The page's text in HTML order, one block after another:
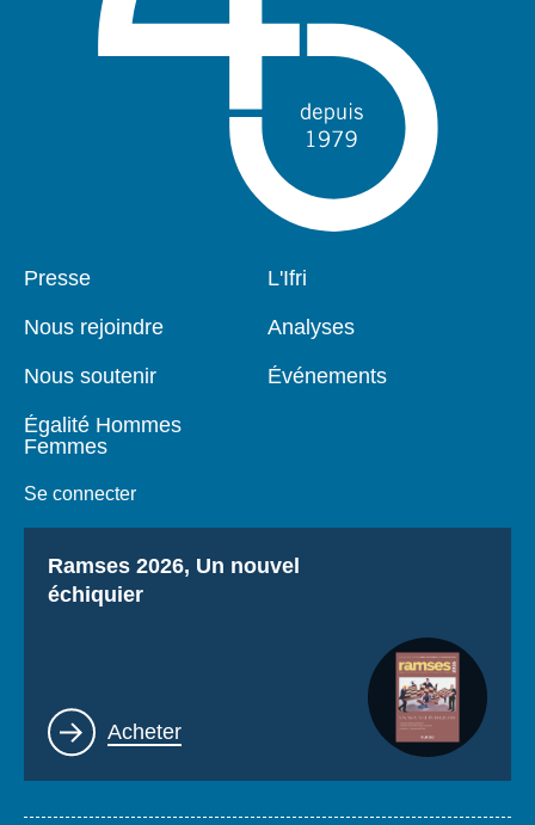
Pied
page
Presse
Nous rejoindre
Nous soutenir
Égalité Hommes
Femmes
Se connecter
Navigation
L'Ifri
Analyses
Événements
Titre
Ramses 2026, Un nouvel
échiquier
Lien
Acheter